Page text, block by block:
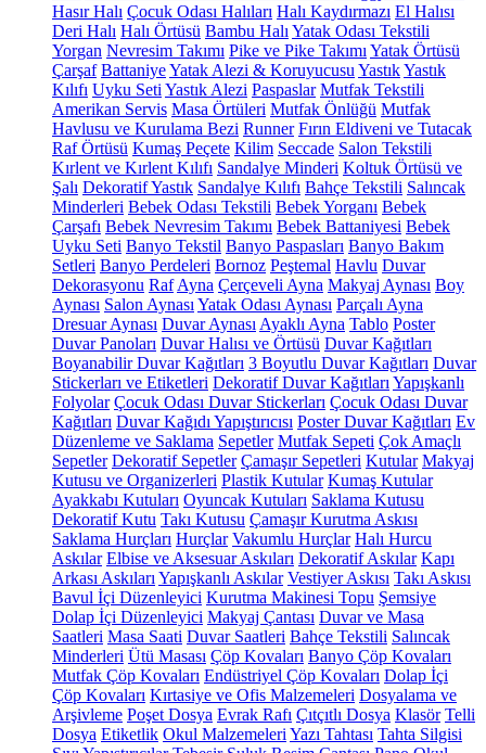
Hasır Halı Çocuk Odası Halıları Halı Kaydırmazı El Halısı
Deri Halı Halı Örtüsü Bambu Halı Yatak Odası Tekstili
Yorgan Nevresim Takımı Pike ve Pike Takımı Yatak Örtüsü
Çarşaf BattaniyeYatak Alezi & Koruyucusu YastıkYastık
Kılıfı Uyku Seti Yastık Alezi Paspaslar Mutfak Tekstili
Amerikan Servis Masa Örtüleri Mutfak Önlüğü Mutfak
Havlusu ve Kurulama Bezi Runner Fırın Eldiveni ve Tutacak
Raf Örtüsü Kumaş Peçete Kilim Seccade Salon Tekstili
Kırlent ve Kırlent Kılıfı Sandalye Minderi Koltuk Örtüsü ve
Şalı Dekoratif Yastık Sandalye Kılıfı Bahçe Tekstili Salıncak
Minderleri Bebek Odası Tekstili Bebek Yorganı Bebek
Çarşafı Bebek Nevresim Takımı Bebek Battaniyesi Bebek
Uyku Seti Banyo Tekstil Banyo Paspasları Banyo Bakım
Setleri Banyo Perdeleri Bornoz Peştemal Havlu Duvar
Dekorasyonu Raf Ayna Çerçeveli Ayna Makyaj Aynası Boy
Aynası Salon Aynası Yatak Odası Aynası Parçalı Ayna
Dresuar Aynası Duvar Aynası Ayaklı Ayna Tablo Poster
Duvar Panoları Duvar Halısı ve Örtüsü Duvar Kağıtları
Boyanabilir Duvar Kağıtları 3 Boyutlu Duvar Kağıtları Duvar
Stickerları ve Etiketleri Dekoratif Duvar Kağıtları Yapışkanlı
Folyolar Çocuk Odası Duvar Stickerları Çocuk Odası Duvar
Kağıtları Duvar Kağıdı Yapıştırıcısı Poster Duvar Kağıtları Ev
Düzenleme ve Saklama Sepetler Mutfak Sepeti Çok Amaçlı
Sepetler Dekoratif Sepetler Çamaşır Sepetleri Kutular Makyaj
Kutusu ve Organizerleri Plastik Kutular Kumaş Kutular
Ayakkabı Kutuları Oyuncak Kutuları Saklama Kutusu
Dekoratif Kutu Takı Kutusu Çamaşır Kurutma Askısı
Saklama Hurçları Hurçlar Vakumlu Hurçlar Halı Hurcu
Askılar Elbise ve Aksesuar Askıları Dekoratif Askılar Kapı
Arkası Askıları Yapışkanlı Askılar Vestiyer Askısı Takı Askısı
Bavul İçi Düzenleyici Kurutma Makinesi Topu Şemsiye
Dolap İçi Düzenleyici Makyaj Çantası Duvar ve Masa
Saatleri Masa Saati Duvar Saatleri Bahçe Tekstili Salıncak
Minderleri Ütü Masası Çöp Kovaları Banyo Çöp Kovaları
Mutfak Çöp Kovaları Endüstriyel Çöp Kovaları Dolap İçi
Çöp Kovaları Kırtasiye ve Ofis Malzemeleri Dosyalama ve
Arşivleme Poşet Dosya Evrak Rafı Çıtçıtlı Dosya Klasör Telli
Dosya Etiketlik Okul Malzemeleri Yazı Tahtası Tahta Silgisi